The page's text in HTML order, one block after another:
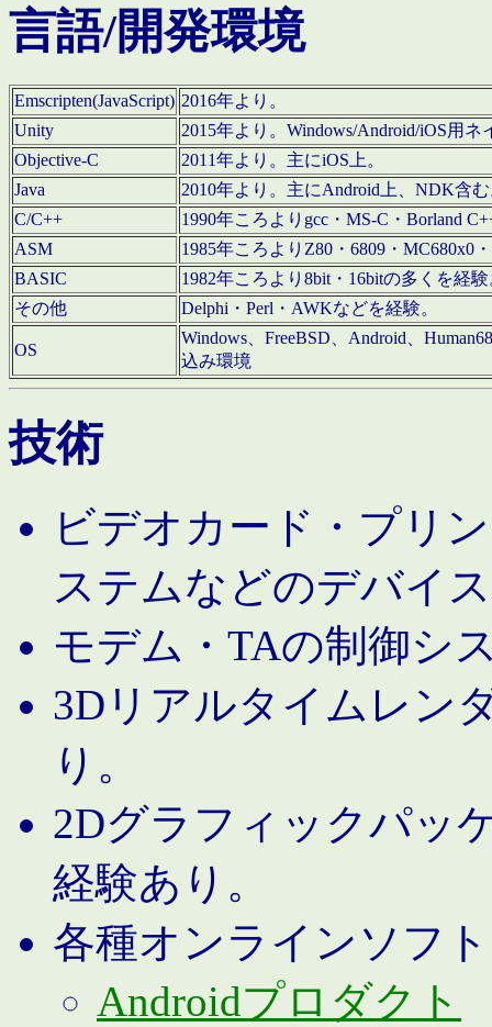
言語/開発環境
Emscripten(JavaScript) 2016年より。
Unity
2015年より。Windows/Android/iOS用
Objective-C
2011年より。主にiOS上。
Java
2010年より。主にAndroid上、NDK含
C/C++
1990年ころよりgcc・MS-C・Borland
ASM
1985年ころよりZ80・6809・MC680x0
BASIC
1982年ころより8bit・16bitの多くを経
その他
Delphi・Perl・AWKなどを経験。
OS
Windows、FreeBSD、Android、
込み環境
技術
ビデオカード・プリ
ステムなどのデバイ
モデム・TAの制御シ
3Dリアルタイムレン
り。
2Dグラフィックパッ
経験あり。
各種オンラインソフ
Androidプロダクト